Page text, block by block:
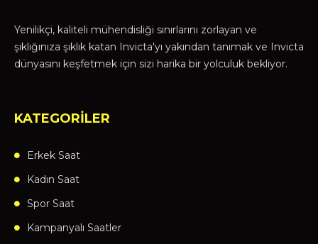
Yenilikçi, kaliteli mühendisliği sınırlarını zorlayan ve
şıklığınıza şıklık katan Invicta'yı yakından tanımak ve Invicta
dünyasını keşfetmek için sizi harika bir yolculuk bekliyor.
KATEGORİLER
Erkek Saat
Kadın Saat
Spor Saat
Kampanyalı Saatler